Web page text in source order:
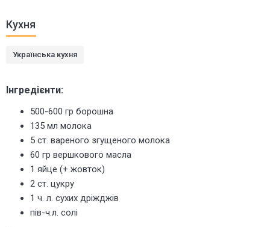
Кухня
Українська кухня
Інгредієнти:
500-600 гр борошна
135 мл молока
5 ст. вареного згущеного молока
60 гр вершкового масла
1 яйце (+ жовток)
2 ст. цукру
1 ч. л. сухих дріжджів
пів-ч.л. солі